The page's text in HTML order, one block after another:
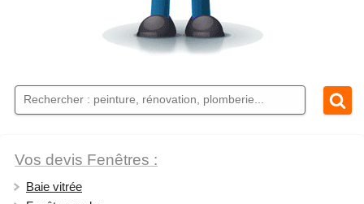
Vos devis Fenêtres :
Baie vitrée